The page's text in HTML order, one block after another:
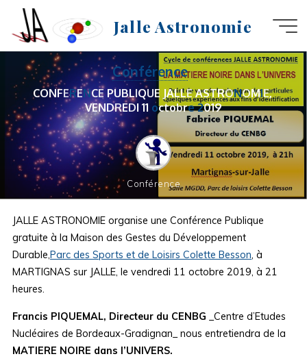
contenu
Jalle Astronomie
Conférence
CONFERENCE PUBLIQUE JALLEASTRONOMIE,
VENDREDI 11 octobre2019
Conférence
JALLE ASTRONOMIE organise une Conférence Publique
gratuite à la Maison des Gestes du Développement
Durable,Parc des Sports et de Loisirs Colette Besson, à
MARTIGNAS sur JALLE, le vendredi 11 octobre 2019, à 21
heures.
Francis PIQUEMAL, Directeur du CENBG _Centre d’Etudes
Nucléaires de Bordeaux-Gradignan_ nous entretiendra de la
MATIERE NOIRE dans l’UNIVERS.